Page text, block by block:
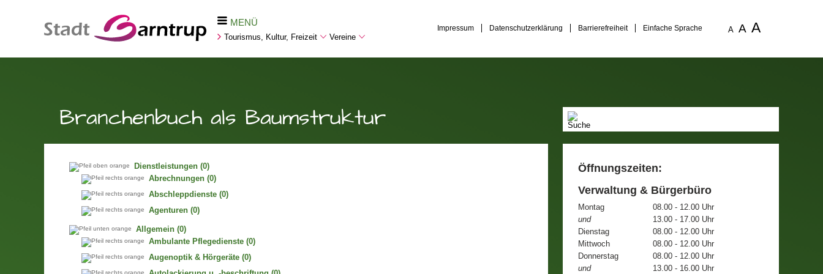
MENÜ
Tourismus, Kultur, Freizeit Vereine
Impressum Datenschutzerklärung Barrierefreiheit Einfache Sprache A A A
Branchenbuch als Baumstruktur
Dienstleistungen (0)
Abrechnungen (0)
Abschleppdienste (0)
Agenturen (0)
Allgemein (0)
Ambulante Pflegedienste (0)
Augenoptik & Hörgeräte (0)
Öffnungszeiten:
Verwaltung & Bürgerbüro
Montag
08.00 - 12.00 Uhr
und
13.00 - 17.00 Uhr
Dienstag
08.00 - 12.00 Uhr
Mittwoch
08.00 - 12.00 Uhr
Donnerstag
08.00 - 12.00 Uhr
und
13.00 - 16.00 Uhr